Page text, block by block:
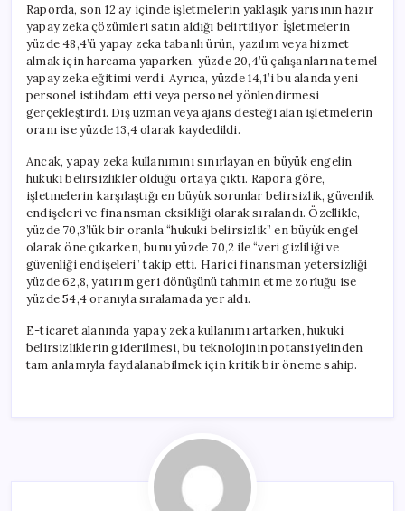
Raporda, son 12 ay içinde işletmelerin yaklaşık yarısının hazır
yapay zeka çözümleri satın aldığı belirtiliyor. İşletmelerin
yüzde 48,4’ü yapay zeka tabanlı ürün, yazılım veya hizmet
almak için harcama yaparken, yüzde 20,4’ü çalışanlarına temel
yapay zeka eğitimi verdi. Ayrıca, yüzde 14,1’i bu alanda yeni
personel istihdam etti veya personel yönlendirmesi
gerçekleştirdi. Dış uzman veya ajans desteği alan işletmelerin
oranı ise yüzde 13,4 olarak kaydedildi.
Ancak, yapay zeka kullanımını sınırlayan en büyük engelin
hukuki belirsizlikler olduğu ortaya çıktı. Rapora göre,
işletmelerin karşılaştığı en büyük sorunlar belirsizlik, güvenlik
endişeleri ve finansman eksikliği olarak sıralandı. Özellikle,
yüzde 70,3’lük bir oranla “hukuki belirsizlik” en büyük engel
olarak öne çıkarken, bunu yüzde 70,2 ile “veri gizliliği ve
güvenliği endişeleri” takip etti. Harici finansman yetersizliği
yüzde 62,8, yatırım geri dönüşünü tahmin etme zorluğu ise
yüzde 54,4 oranıyla sıralamada yer aldı.
E-ticaret alanında yapay zeka kullanımı artarken, hukuki
belirsizliklerin giderilmesi, bu teknolojinin potansiyelinden
tam anlamıyla faydalanabilmek için kritik bir öneme sahip.